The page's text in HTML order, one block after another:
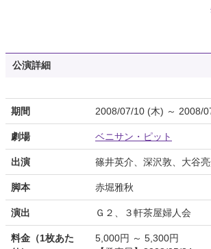
公演詳細
期間 2008/07/10 (木) ～ 2008/
劇場 ベニサン・ピット
出演 篠井英介、深沢敦、大谷
脚本 赤堀雅秋
演出 Ｇ２、３軒茶屋婦人会
料金（1枚あた
5,000円 ～ 5,300円